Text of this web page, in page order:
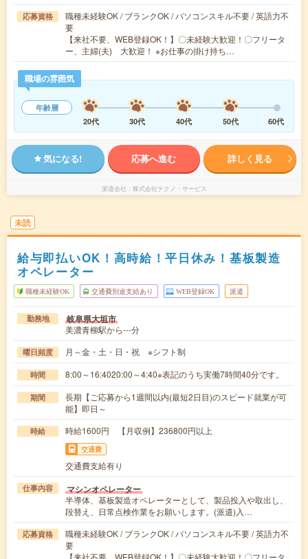
応募資格
職種未経験OK / ブランクOK / パソコンスキル不要 / 英語力不
要
【来社不要、WEB登録OK！】〇未経験大歓迎！〇フリータ
ー、主婦(夫) 大歓迎！ ※お仕事の掛け持ち…
職場の雰囲気
年齢層
20代
30代 40代 50代 60代
気になる! 応募へ進む 詳しく見る
派遣会社 株式会社テクノ・サービス
未読
給与即払いOK！高時給！平日休み！基板製造
オペレーター
職種未経験OK 交通費別途支給あり WEB登録OK 派遣
勤務地 岐阜県大垣市
美濃青柳駅から---分
曜日頻度 月～金・土・日・祝 ※シフト制
時間 8:00～16:4020:00～4:40※表記のうち実働7時間40分です。
期間
長期【ご応募から1週間以内(最短2日目)のスピード就業が可
能】即日～
時給 時給1600円 【月収例】236800円以上
交通費
交通費支給有り
仕事内容 マシンオペレーター
半導体、基板製造オペレーターとして、製品投入や取出し、
段替え、日常点検作業をお願いします。(派遣)入…
応募資格
職種未経験OK / ブランクOK / パソコンスキル不要 / 英語力不
要
【来社不要、WEB登録OK！】〇未経験大歓迎！〇フリータ